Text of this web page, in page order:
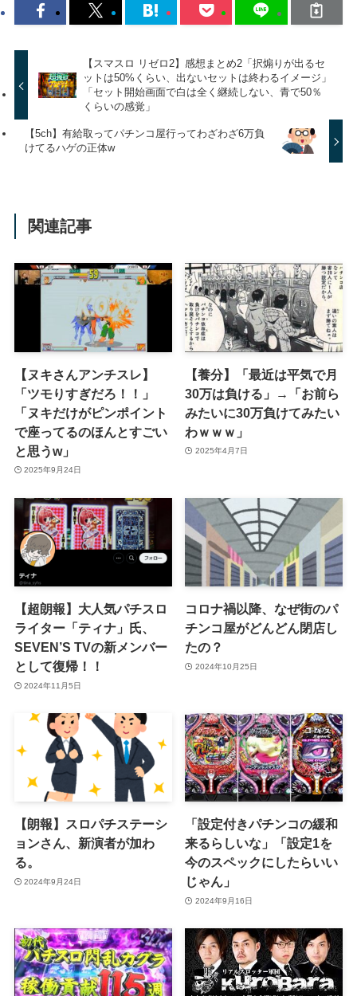
【スマスロ リゼロ2】感想まとめ2「択煽りが出るセ
ットは50%くらい、出ないセットは終わるイメージ」
「セット開始画面で白は全く継続しない、青で50％
くらいの感覚」
【5ch】有給取ってパチンコ屋行ってわざわざ6万負
けてるハゲの正体w
関連記事
【ヌキさんアンチスレ】
「ツモりすぎだろ！！」
「ヌキだけがピンポイント
で座ってるのほんとすごい
と思うw」
2025年9月24日
【養分】「最近は平気で月
30万は負ける」→「お前ら
みたいに30万負けてみたい
わｗｗｗ」
2025年4月7日
【超朗報】大人気パチスロ
ライター「ティナ」氏、
SEVEN’S TVの新メンバー
として復帰！！
2024年11月5日
コロナ禍以降、なぜ街のパ
チンコ屋がどんどん閉店し
たの？
2024年10月25日
【朗報】スロパチステーシ
ョンさん、新演者が加わ
る。
2024年9月24日
「設定付きパチンコの緩和
来るらしいな」「設定1を
今のスペックにしたらいい
じゃん」
2024年9月16日